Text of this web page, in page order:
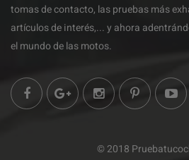
tomas de contacto, las pruebas más
artículos de interés,... y ahora
el mundo de las motos.
© 2018